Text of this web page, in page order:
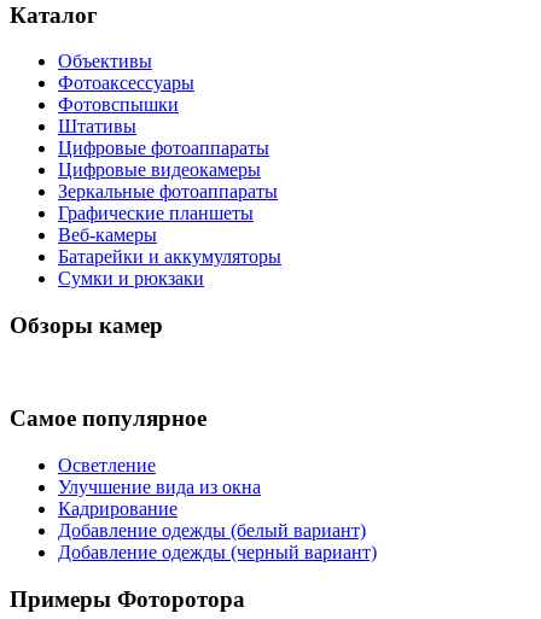
Каталог
Объективы
Фотоаксессуары
Фотовспышки
Штативы
Цифровые фотоаппараты
Цифровые видеокамеры
Зеркальные фотоаппараты
Графические планшеты
Веб-камеры
Батарейки и аккумуляторы
Сумки и рюкзаки
Обзоры камер
Самое популярное
Осветление
Улучшение вида из окна
Кадрирование
Добавление одежды (белый вариант)
Добавление одежды (черный вариант)
Примеры Фоторотора